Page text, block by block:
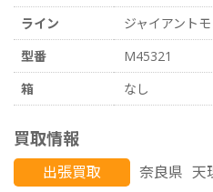
ライン
ジャイアント
型番
M45321
箱
なし
買取情報
出張買取 奈良県 天